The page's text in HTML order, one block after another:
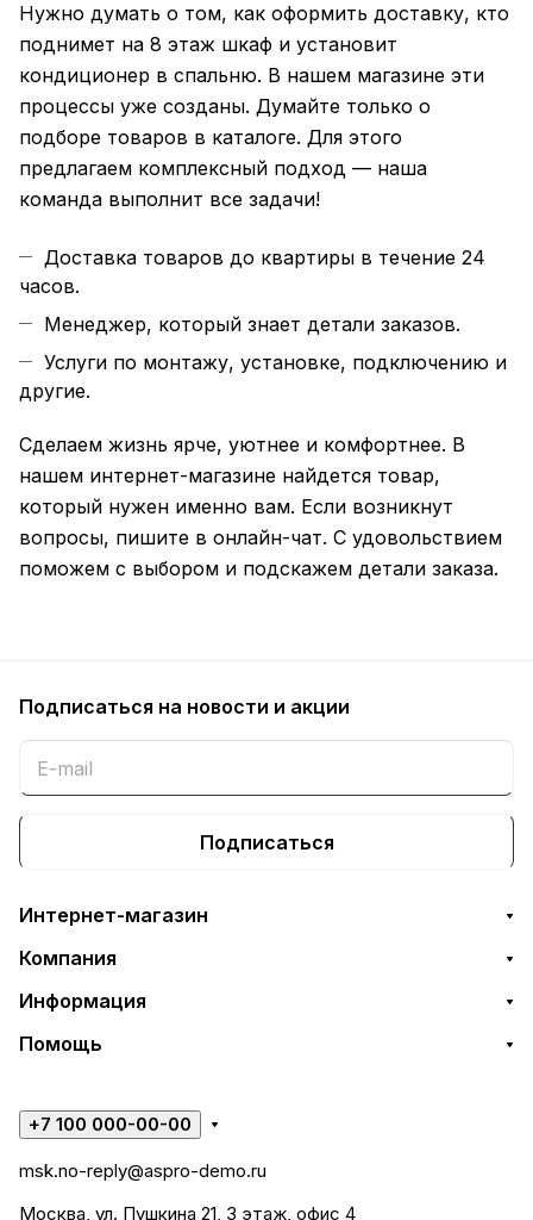
Нужно думать о том, как оформить доставку, кто
поднимет на 8 этаж шкаф и установит
кондиционер в спальню. В нашем магазине эти
процессы уже созданы. Думайте только о
подборе товаров в каталоге. Для этого
предлагаем комплексный подход — наша
команда выполнит все задачи!
Доставка товаров до квартиры в течение 24
часов.
Менеджер, который знает детали заказов.
Услуги по монтажу, установке, подключению и
другие.
Сделаем жизнь ярче, уютнее и комфортнее. В
нашем интернет-магазине найдется товар,
который нужен именно вам. Если возникнут
вопросы, пишите в онлайн-чат. С удовольствием
поможем с выбором и подскажем детали заказа.
Подписаться на новости и акции
Подписаться
Интернет-магазин
Компания
Информация
Помощь
+7 100 000-00-00
msk.no-reply@aspro-demo.ru
Москва, ул. Пушкина 21, 3 этаж, офис 4